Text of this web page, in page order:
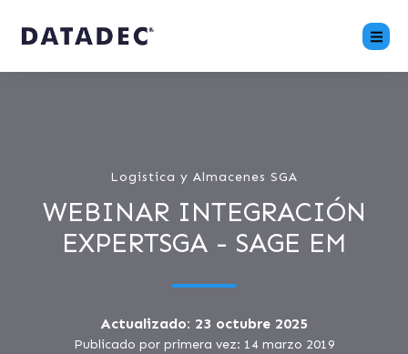
Logistica y Almacenes SGA
WEBINAR INTEGRACIÓN
EXPERTSGA - SAGE EM
Actualizado: 23 octubre 2025
Publicado por primera vez: 14 marzo 2019